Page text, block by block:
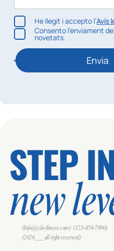
He llegit i accepto l’Avís
Consento l’enviament
novetats.
Envia
STEP
new
(Info@cdo-fitness.com) (123-456-7890)
(2026___all right reserverd)